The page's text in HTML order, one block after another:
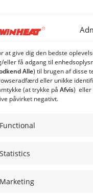
at give dig den bedste
eller få adgang til
Alle) til brugen af ​​disse
eller unikke
(at trykke på Afvis) eller
påvirket negativt.
Functional
Statistics
Marketing